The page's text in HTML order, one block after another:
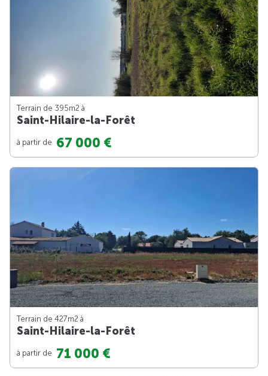
Terrain de 395m2 à
Saint-Hilaire-la-Forêt
à partir de 67 000 €
Terrain de 427m2 à
Saint-Hilaire-la-Forêt
à partir de 71 000 €